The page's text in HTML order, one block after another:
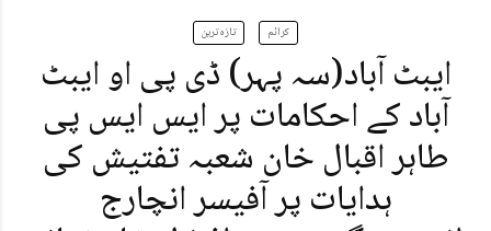
تازہ ترین کرائم
ایبٹ آباد(سہ پہر) ڈی پی او ایبٹ
آباد کے احکامات پر ایس ایس پی
طاہر اقبال خان شعبہ تفتیش کی
ہدایات پر آفیسر انچارج